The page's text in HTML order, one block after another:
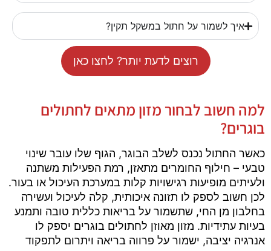
איך לשמור על חתול במשקל תקין?
רוצים לדעת יותר? לחצו כאן
למה חשוב לבחור מזון מתאים לחתולים
בוגרים?
כאשר החתול נכנס לשלב הבוגר, הגוף שלו עובר שינוי
טבעי – חילוף החומרים מתאזן, רמת הפעילות משתנה
ולעיתים מופיעות רגישויות קלות במערכת העיכול או בעור.
לכן חשוב לספק לו תזונה איכותית, קלה לעיכול ועשירה
בחלבון מן החי, שתשמור על בריאות כללית טובה ותמנע
בעיות עתידיות. מזון מאוזן לחתולים בוגרים יספק לו
אנרגיה יציבה, ישמור על פרווה בריאה ויתרום לתפקוד